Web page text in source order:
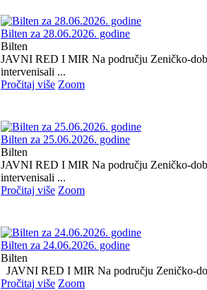
Bilten za 28.06.2026. godine
Bilten
JAVNI RED I MIR Na području Zeničko-
intervenisali ...
Pročitaj više Zoom
Bilten za 25.06.2026. godine
Bilten
JAVNI RED I MIR Na području Zeničko-
intervenisali ...
Pročitaj više Zoom
Bilten za 24.06.2026. godine
Bilten
JAVNI RED I MIR Na području Zeničko-
Pročitaj više Zoom